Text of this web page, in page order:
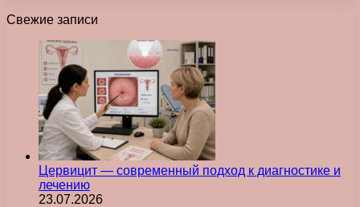
Свежие записи
Цервицит — современный подход к диагностике и
лечению
23.07.2026